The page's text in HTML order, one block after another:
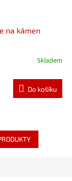
na kámen
Skladem
Do košíku